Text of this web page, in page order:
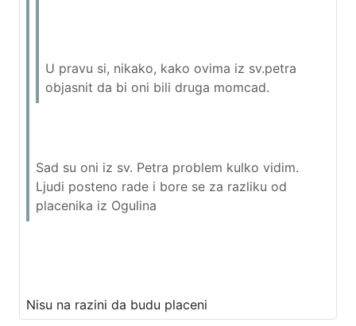
U pravu si, nikako, kako ovima iz sv.petra
objasnit da bi oni bili druga momcad.
Sad su oni iz sv. Petra problem kulko vidim.
Ljudi posteno rade i bore se za razliku od
placenika iz Ogulina
Nisu na razini da budu placeni